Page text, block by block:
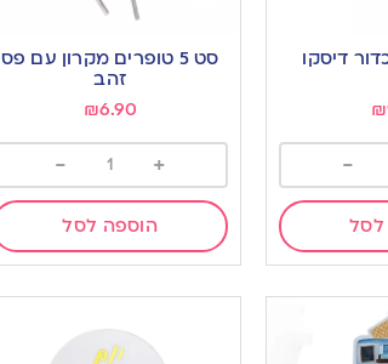
₪
-
לסל
to
סט 5 טופרים מקרון עם פס
זהב
₪6.90
+
-
הוספה לסל